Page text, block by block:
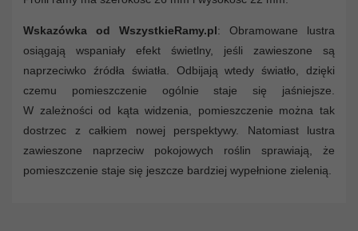
Wskazówka od WszystkieRamy.pl: Obramowane lustra
osiągają wspaniały efekt świetlny, jeśli zawieszone są
naprzeciwko źródła światła. Odbijają wtedy światło, dzięki
czemu pomieszczenie ogólnie staje się jaśniejsze.
W zależności od kąta widzenia, pomieszczenie można tak
dostrzec z całkiem nowej perspektywy. Natomiast lustra
zawieszone naprzeciw pokojowych roślin sprawiają, że
pomieszczenie staje się jeszcze bardziej wypełnione zielenią.